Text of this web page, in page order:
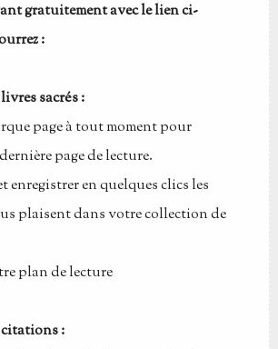
gratuitement avec le lien ci-
:
sacrés :
page à tout moment pour
page de lecture.
enregistrer en quelques clics les
plaisent dans votre collection de
plan de lecture
: